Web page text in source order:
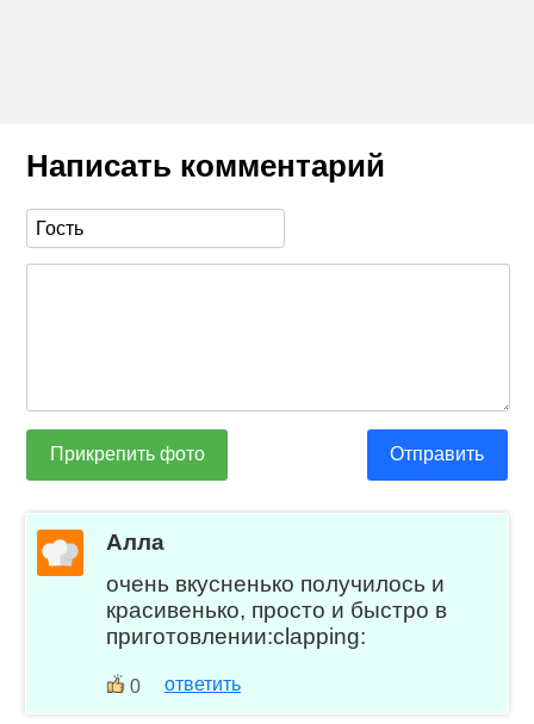
Написать комментарий
Прикрепить фото Отправить
Алла
очень вкусненько получилось и
красивенько, просто и быстро в
приготовлении:clapping:
0 ответить